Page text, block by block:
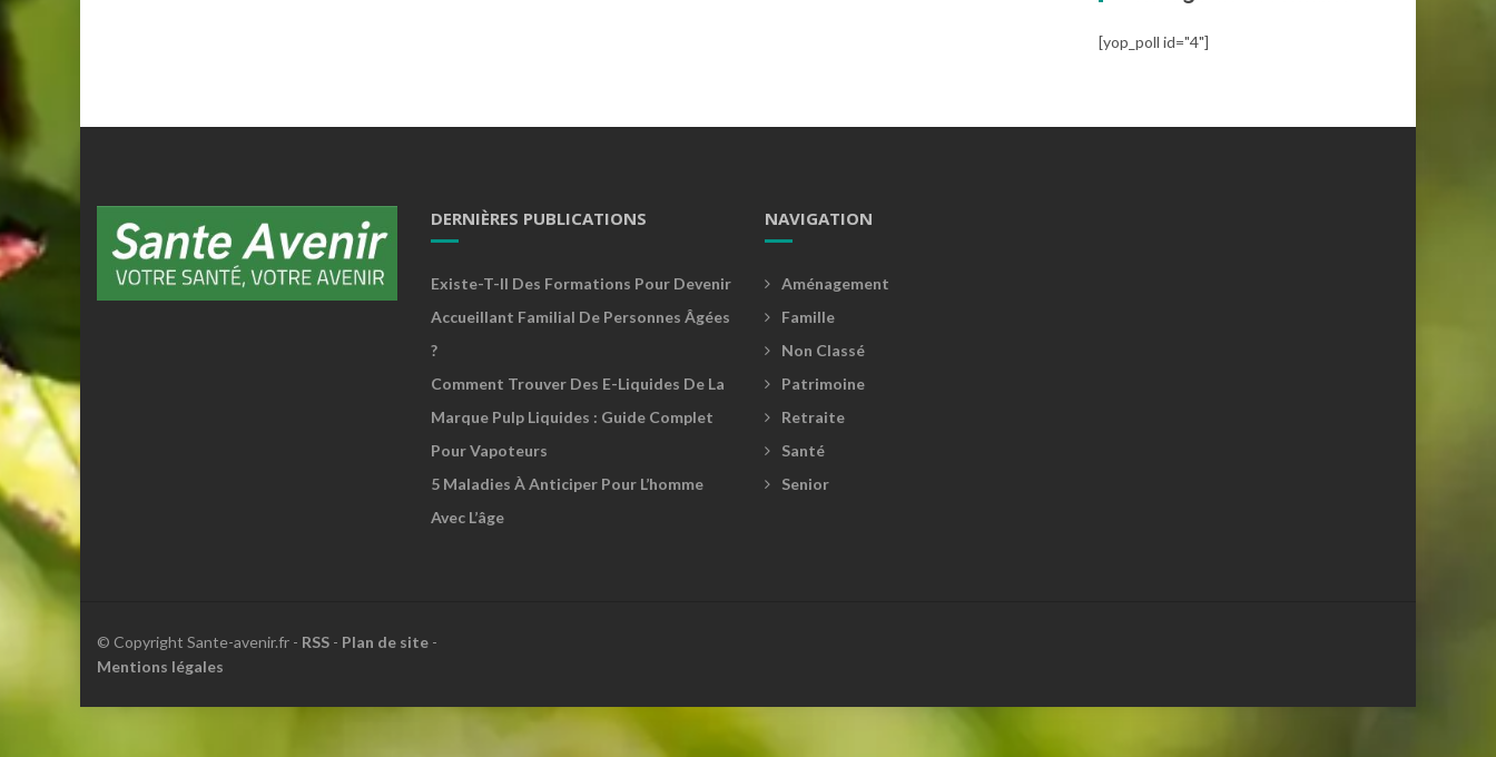
[yop_poll id="4"]
DERNIÈRES PUBLICATIONS
Existe-T-Il Des Formations Pour Devenir
Accueillant Familial De Personnes Âgées
?
Comment Trouver Des E-Liquides De La
Marque Pulp Liquides : Guide Complet
Pour Vapoteurs
5 Maladies À Anticiper Pour L’homme
Avec L’âge
NAVIGATION
Aménagement
Famille
Non Classé
Patrimoine
Retraite
Santé
Senior
© Copyright Sante-avenir.fr - RSS - Plan de site -
Mentions légales